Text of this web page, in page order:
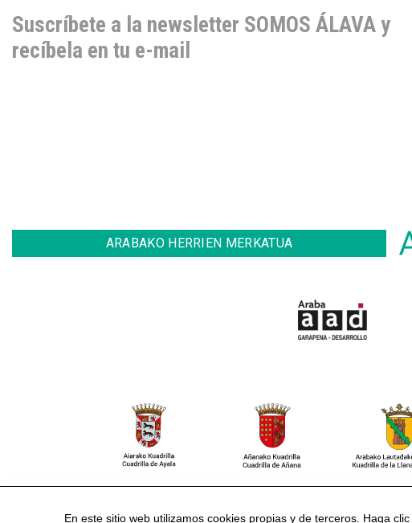
Suscríbete a la newsletter SOMOS ÁLAVA y
recíbela en tu e-mail
ARABAKO HERRIEN MERKATUA